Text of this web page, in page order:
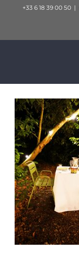
Passer+33 6 18 39 00 50 |